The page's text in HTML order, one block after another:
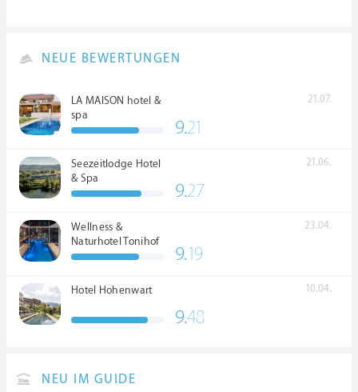
NEUE BEWERTUNGEN
LA MAISON hotel &
spa
21.07.
9.21
Seezeitlodge Hotel
& Spa
21.06.
9.27
Wellness &
Naturhotel Tonihof
****S
23.04.
9.19
Hotel Hohenwart 10.04.
9.48
NEU IM GUIDE